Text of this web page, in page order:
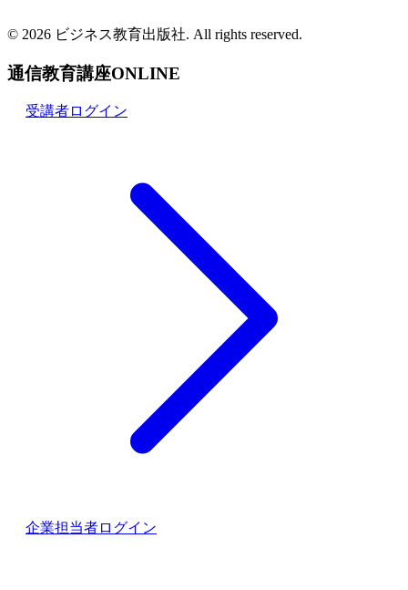
© 2026 ビジネス教育出版社. All rights reserved.
通信教育講座ONLINE
受講者ログイン
企業担当者ログイン